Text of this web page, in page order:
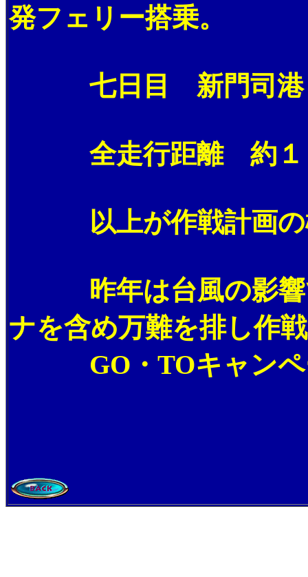
発フェリー搭乗。
七日目 新門司港
全走行距離 約１
以上が作戦計画の
昨年は台風の影響で
ナを含め万難を排し作
GO・TOキャンペー